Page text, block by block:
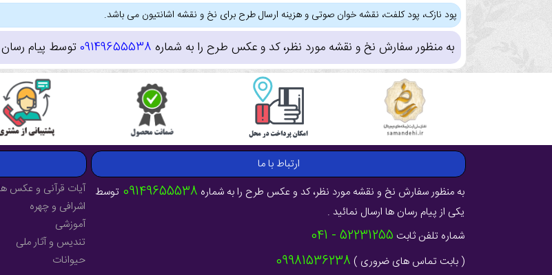
پود نازک، پود کلفت، نقشه خوان صوتی و هزینه ارسال طرح برای نخ و نقشه اشانتیون می باشد.
به منظور سفارش نخ و نقشه مورد نظر، کد و عکس طرح را به شماره 09149655538توسط پیام رسان
ارتباط با ما
به منظور سفارش نخ و نقشه مورد نظر، کد و عکس طرح را به شماره 09149655538 توسط
یکی از پیام رسان ها ارسال نمائید .
شماره تلفن ثابت 52231255 - 041
( بابت تماس های ضروری ) 09981536238
آیات قرآنی و عکس
اشرافی و چهره
آموزشی
تندیس و آثار ملی
حیوانات